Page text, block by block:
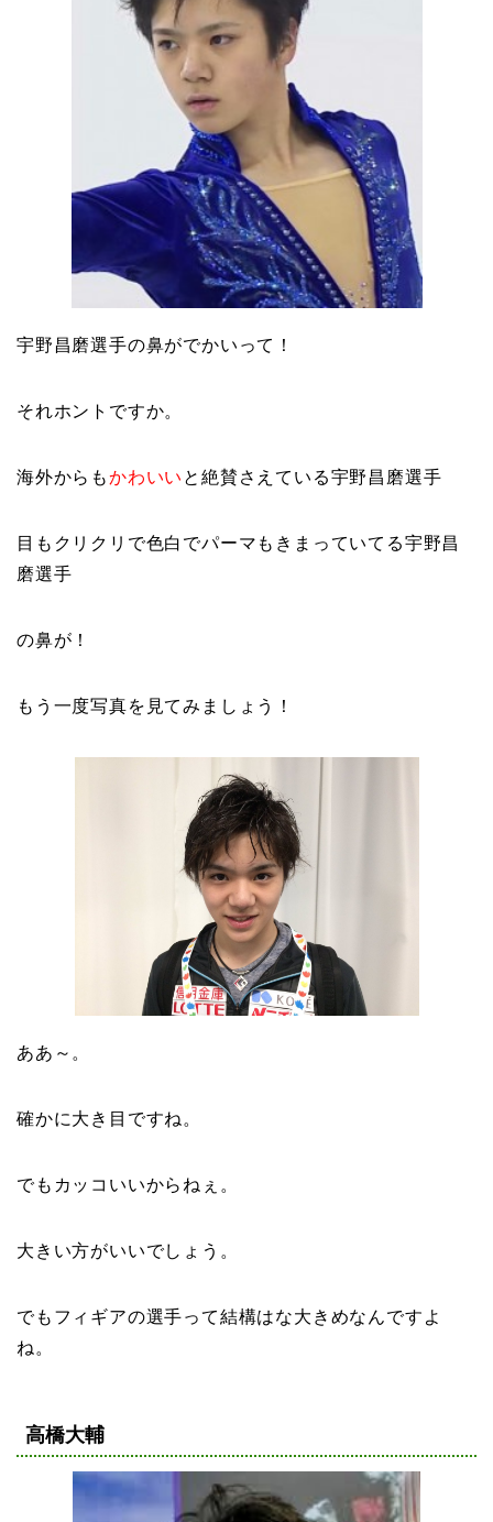
宇野昌磨選手の鼻がでかいって！
それホントですか。
海外からもかわいい と絶賛さえている宇野昌磨選手
目もクリクリで色白でパーマもきまっていてる宇野昌
磨選手
の鼻が！
もう一度写真を見てみましょう！
ああ～。
確かに大き目ですね。
でもカッコいいからねぇ。
大きい方がいいでしょう。
でもフィギアの選手って結構はな大きめなんですよ
ね。
高橋大輔